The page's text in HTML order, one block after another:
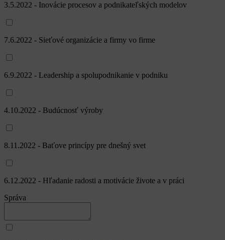
3.5.2022 - Inovácie procesov a podnikateľských modelov
7.6.2022 - Sieťové organizácie a firmy vo firme
6.9.2022 - Leadership a spolupodnikanie v podniku
4.10.2022 - Budúcnosť výroby
8.11.2022 - Baťove princípy pre dnešný svet
6.12.2022 - Hľadanie radosti a motivácie živote a v práci
Správa